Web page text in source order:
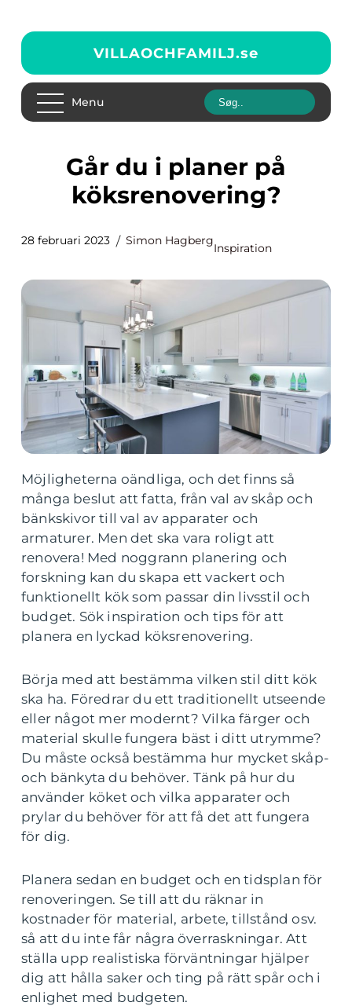
VILLAOCHFAMILJ.se
Menu
Går du i planer på
köksrenovering?
28 februari 2023 Simon Hagberg
Inspiration
Möjligheterna oändliga, och det finns så
många beslut att fatta, från val av skåp och
bänkskivor till val av apparater och
armaturer. Men det ska vara roligt att
renovera! Med noggrann planering och
forskning kan du skapa ett vackert och
funktionellt kök som passar din livsstil och
budget. Sök inspiration och tips för att
planera en lyckad köksrenovering.
Börja med att bestämma vilken stil ditt kök
ska ha. Föredrar du ett traditionellt utseende
eller något mer modernt? Vilka färger och
material skulle fungera bäst i ditt utrymme?
Du måste också bestämma hur mycket skåp-
och bänkyta du behöver. Tänk på hur du
använder köket och vilka apparater och
prylar du behöver för att få det att fungera
för dig.
Planera sedan en budget och en tidsplan för
renoveringen. Se till att du räknar in
kostnader för material, arbete, tillstånd osv.
så att du inte får några överraskningar. Att
ställa upp realistiska förväntningar hjälper
dig att hålla saker och ting på rätt spår och i
enlighet med budgeten.